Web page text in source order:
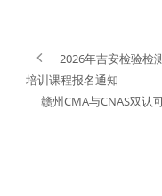
2026年吉安检验检
培训课程报名通知
赣州CMA与CNAS双认